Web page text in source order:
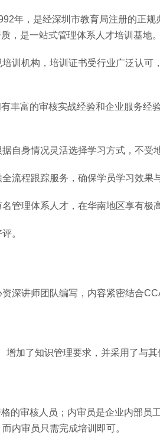
年，是经深圳市教育局注册的正
，是一站式管理体系人才培训基地。
训机构，培训证书受行业广泛认可
丰富的审核实战经验和企业服务经
自身情况灵活选择学习方式，不受
流程跟踪服务，确保学员学习效果
管理体系人才，在华南地区享有极
。
深讲师团队编写，内容紧密结合
加了知识管理要求，并采用了与
的审核人员；内审员是企业内部员
内审员只需完成培训即可。